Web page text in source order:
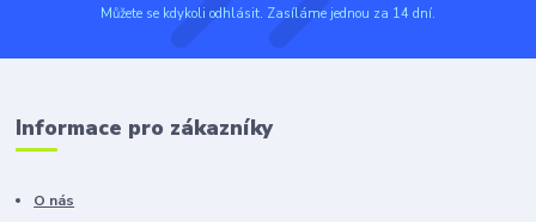
Můžete se kdykoli odhlásit. Zasíláme jednou za 14 dní.
Informace pro zákazníky
O nás